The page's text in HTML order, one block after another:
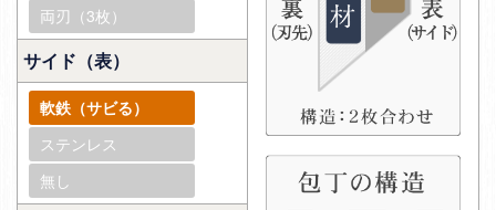
両刃（3枚）
サイド（表）
軟鉄（サビる）
ステンレス
無し